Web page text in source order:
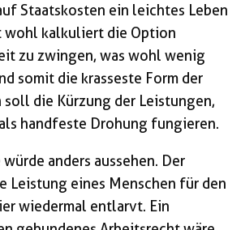
Staatskosten ein leichtes Leben
wohl kalkuliert die Option
zu zwingen, was wohl wenig
somit die krasseste Form der
die Kürzung der Leistungen,
handfeste Drohung fungieren.
anders aussehen. Der
Leistung eines Menschen für den
wiedermal entlarvt. Ein